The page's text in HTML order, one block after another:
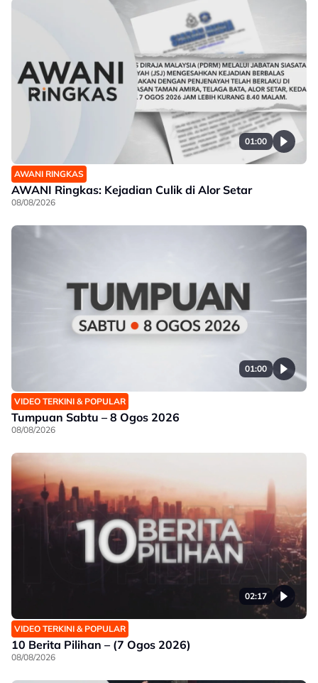
01:00
AWANI RINGKAS
AWANI Ringkas: Kejadian Culik di Alor Setar
08/08/2026
01:00
VIDEO TERKINI & POPULAR
Tumpuan Sabtu – 8 Ogos 2026
08/08/2026
02:17
VIDEO TERKINI & POPULAR
10 Berita Pilihan – (7 Ogos 2026)
08/08/2026